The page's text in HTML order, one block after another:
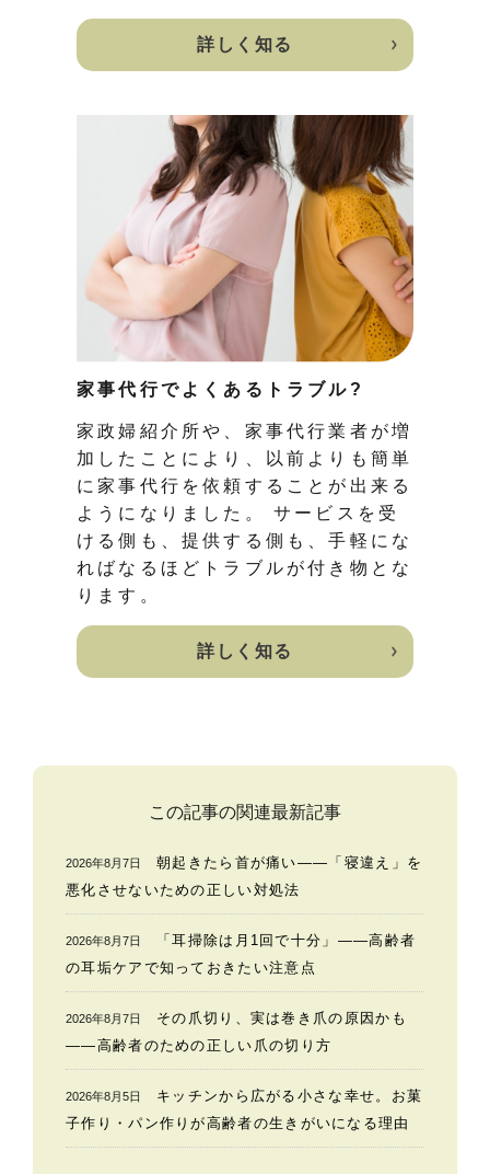
詳しく知る
家事代行でよくあるトラブル?
家政婦紹介所や、家事代行業者が増
加したことにより、以前よりも簡単
に家事代行を依頼することが出来る
ようになりました。 サービスを受
ける側も、提供する側も、手軽にな
ればなるほどトラブルが付き物とな
ります。
詳しく知る
この記事の関連最新記事
2026年8月7日
朝起きたら首が痛い——「寝違え」を
悪化させないための正しい対処法
2026年8月7日
「耳掃除は月1回で十分」——高齢者
の耳垢ケアで知っておきたい注意点
2026年8月7日
その爪切り、実は巻き爪の原因かも
——高齢者のための正しい爪の切り方
2026年8月5日
キッチンから広がる小さな幸せ。お菓
子作り・パン作りが高齢者の生きがいになる理由